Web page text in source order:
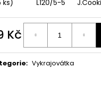
ks)
L120/5-5
Kč
: Vykrajovátka
PODZIMNÍ KOLEKCE